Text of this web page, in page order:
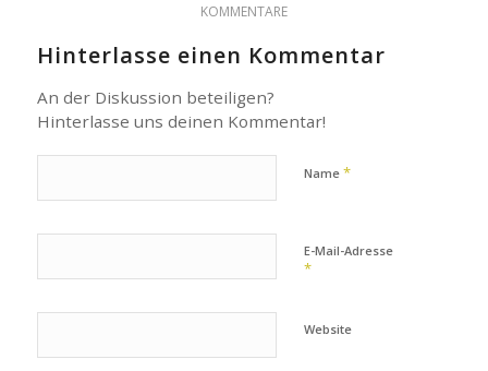
KOMMENTARE
Hinterlasse einen Kommentar
An der Diskussion beteiligen?
Hinterlasse uns deinen Kommentar!
Name *
E-Mail-Adresse
*
Website